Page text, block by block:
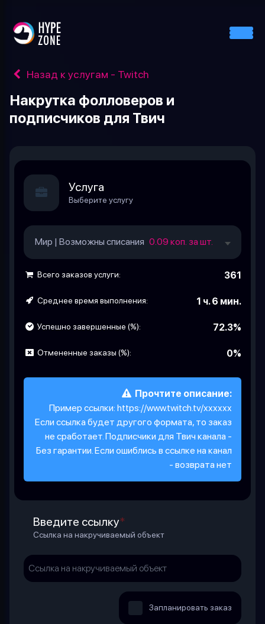
Назад к услугам - Twitch
Накрутка фолловеров и
подписчиков для Твич
Услуга
Выберите услугу
Мир | Возможны списания 0.09 коп. за шт.
Всего заказов услуги: 361
Среднее время выполнения: 1 ч. 6 мин.
Успешно завершенные (%): 72.3%
Отмененные заказы (%): 0%
Прочтите описание:
Пример ссылки: https://www.twitch.tv/xxxxxx
Если ссылка будет другого формата, то заказ
не сработает. Подписчики для Твич канала -
Без гарантии. Если ошиблись в ссылке на канал
- возврата нет
Введите ссылку*
Ссылка на накручиваемый объект
Запланировать заказ